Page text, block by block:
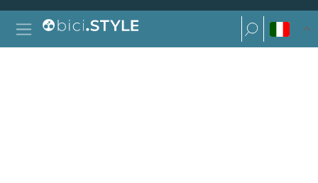
Vai al contenuto
Navigazione principale
Ricerca per:
Ricerca per: